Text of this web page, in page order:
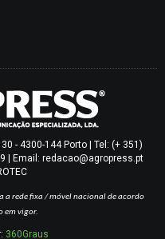
- 4300-144 Porto | Tel: (+ 351)
| Email: redacao@agropress.pt
a rede fixa / móvel nacional de acordo
em vigor.
360Graus